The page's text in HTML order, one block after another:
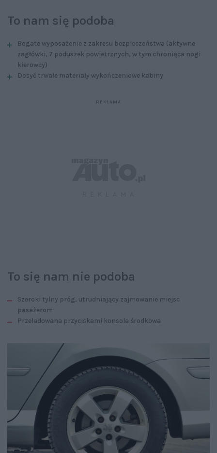
To nam się podoba
Bogate wyposażenie z zakresu bezpieczeństwa (aktywne
zagłówki, 7 poduszek powietrznych, w tym chroniąca nogi
kierowcy)
Dosyć trwałe materiały wykończeniowe kabiny
To się nam nie podoba
Szeroki tylny próg, utrudniający zajmowanie miejsc
pasażerom
Przeładowana przyciskami konsola środkowa